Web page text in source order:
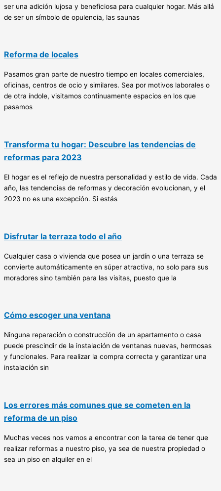
ser una adición lujosa y beneficiosa para cualquier hogar. Más allá
de ser un símbolo de opulencia, las saunas
Reforma de locales
Pasamos gran parte de nuestro tiempo en locales comerciales,
oficinas, centros de ocio y similares. Sea por motivos laborales o
de otra índole, visitamos continuamente espacios en los que
pasamos
Transforma tu hogar: Descubre las tendencias de
reformas para 2023
El hogar es el reflejo de nuestra personalidad y estilo de vida. Cada
año, las tendencias de reformas y decoración evolucionan, y el
2023 no es una excepción. Si estás
Disfrutar la terraza todo el año
Cualquier casa o vivienda que posea un jardín o una terraza se
convierte automáticamente en súper atractiva, no solo para sus
moradores sino también para las visitas, puesto que la
Cómo escoger una ventana
Ninguna reparación o construcción de un apartamento o casa
puede prescindir de la instalación de ventanas nuevas, hermosas
y funcionales. Para realizar la compra correcta y garantizar una
instalación sin
Los errores más comunes que se cometen en la
reforma de un piso
Muchas veces nos vamos a encontrar con la tarea de tener que
realizar reformas a nuestro piso, ya sea de nuestra propiedad o
sea un piso en alquiler en el